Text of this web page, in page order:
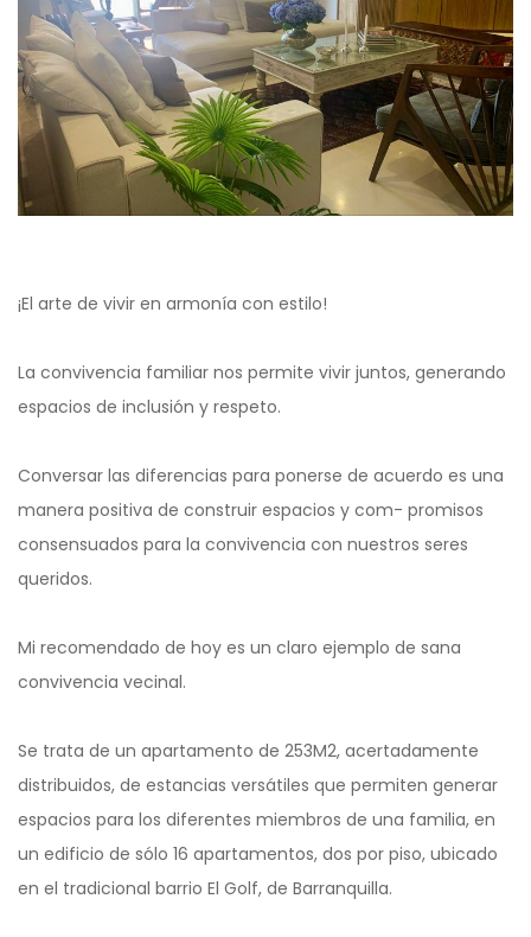
¡El arte de vivir en armonía con estilo!
La convivencia familiar nos permite vivir juntos, generando
espacios de inclusión y respeto.
Conversar las diferencias para ponerse de acuerdo es una
manera positiva de construir espacios y com- promisos
consensuados para la convivencia con nuestros seres
queridos.
Mi recomendado de hoy es un claro ejemplo de sana
convivencia vecinal.
Se trata de un apartamento de 253M2, acertadamente
distribuidos, de estancias versátiles que permiten generar
espacios para los diferentes miembros de una familia, en
un edificio de sólo 16 apartamentos, dos por piso, ubicado
en el tradicional barrio El Golf, de Barranquilla.